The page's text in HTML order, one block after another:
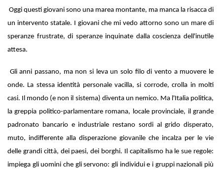
Oggi questi giovani sono una marea montante, ma manca la risacca di
un intervento statale. I giovani che mi vedo attorno sono un mare di
speranze frustrate, di speranze inquinate dalla coscienza dell'inutile
attesa.
Gli anni passano, ma non si leva un solo filo di vento a muovere le
onde. La stessa identità personale vacilla, si corrode, crolla in molti
casi. Il mondo (e non il sistema) diventa un nemico. Ma l'Italia politica,
la greppia politico-parlamentare romana, locale provinciale, il grande
padronato bancario e industriale restano sordi al grido disperato,
muto, indifferente alla disperazione giovanile che incalza per le vie
delle grandi città, dei paesi, dei borghi. Il capitalismo ha le sue regole:
impiega gli uomini che gli servono: gli individui e i gruppi nazionali più